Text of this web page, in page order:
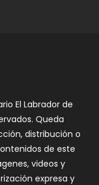
El Labrador de
Queda
distribución o
de este
videos y
expresa y